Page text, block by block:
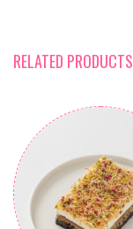
RELATED PRODUCTS